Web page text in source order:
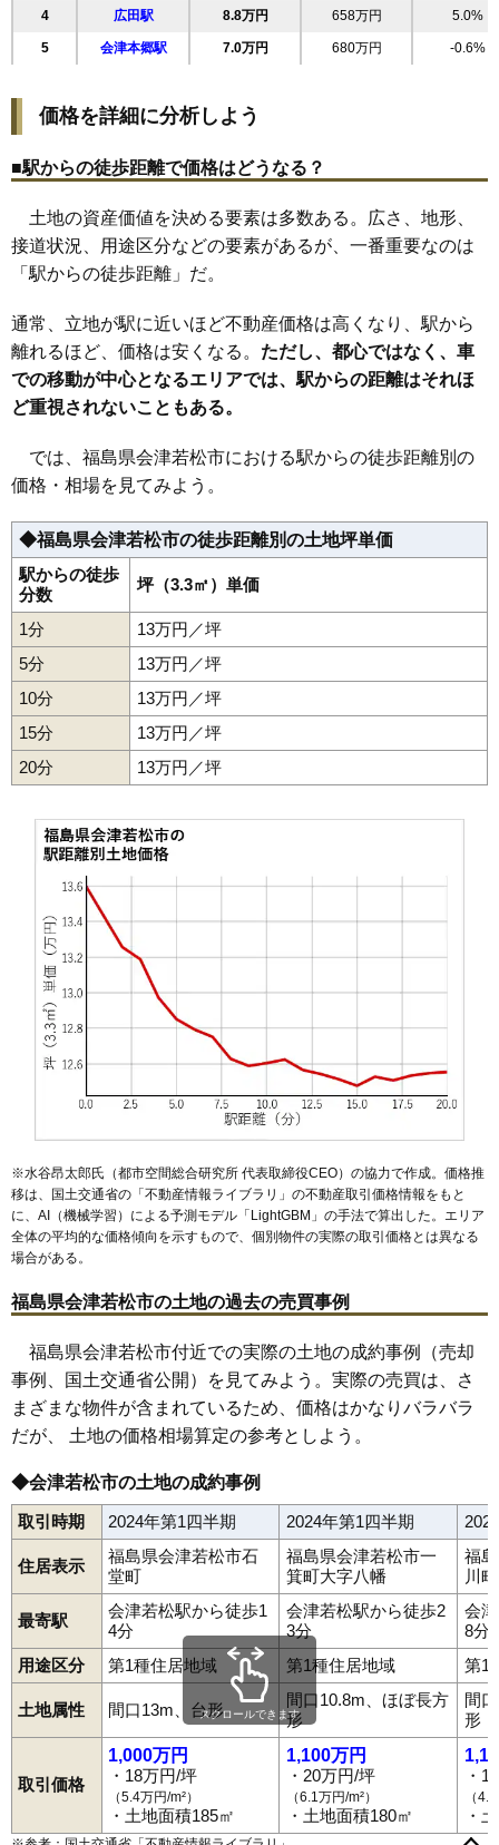
22 天神町 17万円 967万円 8.8%
23 山見町 17万円 1,168万円 14.3%
25 本町 17万円
27 西年貢 16万円 987万円 11.2%
28 滝沢町 16万円 1,209万円 12.3%
29 城北町 16万円 1,021万円 5.2%
30 古川町
31 町北町上荒久田 16万円 1,060万円 11.2%
32 表町 16万円 1,092万円 11.8%
33 東年貢 16万円 1,043万円 11.6%
34 米代 16万円
36 飯盛
38 門田町黒岩 15万円 1,011万円
39 石堂町
40
41 材木町
42 北滝沢
43 五月町
44 西七日町
45 門田町飯寺
47 川原町
48 湯川町
50 門田町日吉 13万円 994万円
51 金川町 13万円 869万円
52 日新町 13万円 838万円
53 城東町 13万円 584万円
54 13万円
1,511万円
13万円
花春町 13万円 1,011万円 11.4%
59 インター西 13万円 6,776万円 10.1%
60
62 大塚 12万円 763万円 8.3%
63 宝町 12万円 645万円 8.5%
64 蚕養町 12万円 1,062万円 2.8%
65 天寧寺町 12万円 731万円 6.3%
66 栄町 11万円 757万円
67 門田町徳久 11万円
68 東山町石山 11万円 651万円 4.2%
69 日吉町 11万円 668万円 6.8%
70 鶴賀町 835万円 0.9%
門田町御山 9.6万円 806万円 2.9%
門田町年貢町 8.4万円 0.3%
73
北会津町水季の
8.1万円 704万円 1.9%
7.7万円 0.0%
真宮新町南 707万円 4.2%
76 河東町広田 565万円 3.4%
神指町南四合 6.6万円 477万円 -0.8%
4 広田駅 8.8万円 658万円 5.0%
5 会津本郷駅 7.0万円 680万円 -0.6%
価格を詳細に分析しよう
■駅からの徒歩距離で価格はどうなる？
土地の資産価値を決める要素は多数ある。広さ、地形、
接道状況、用途区分などの要素があるが、一番重要なのは
「駅からの徒歩距離」だ。
通常、立地が駅に近いほど不動産価格は高くなり、駅から
離れるほど、価格は安くなる。 ただし、都心ではなく、車
での移動が中心となるエリアでは、駅からの距離はそれほ
ど重視されないこともある。
では、福島県会津若松市における駅からの徒歩距離別の
価格・相場を見てみよう。
◆福島県会津若松市の徒歩距離別の土地坪単価
駅からの徒歩
分数
坪（3.3㎡）単価
1分
13万円／坪
5分
13万円／坪
10分
13万円／坪
15分
13万円／坪
20分
13万円／坪
※水谷昂太郎氏（都市空間総合研究所 代表取締役CEO）の協力で作成。価格推
移は、国土交通省の「不動産情報ライブラリ 」の不動産取引価格情報をもと
に、AI（機械学習）による予測モデル「LightGBM」の手法で算出した。エリア
全体の平均的な価格傾向を示すもので、個別物件の実際の取引価格とは異なる
場合がある。
福島県会津若松市の土地の過去の売買事例
福島県会津若松市付近での実際の土地の成約事例（売却
事例、国土交通省公開）を見てみよう。実際の売買は、さ
まざまな物件が含まれているため、価格はかなりバラバラ
だが、 土地の価格相場算定の参考としよう。
◆会津若松市の土地の成約事例
取引時期 2024年第1四半期 2024年第1四半期
住居表示
福島県会津若松市石
堂町
福島県会津若松市一
箕町大字八幡
福
川町
最寄駅
会津若松駅から徒歩1
4分
会津若松駅から徒歩2
3分
会
8分
用途区分
第1種住居地域 第1種住居地域 第1
土地属性 間口13m、台形
間口10.8m、ほぼ長方
形
間
形
取引価格
1,000万円
・18万円/坪
（5.4万円/m²）
・土地面積185㎡
1,100万円
・20万円/坪
（6.1万円/m²）
・土地面積180㎡
・
（
・
スクロールできます
石堂町一箕町亀賀一箕町鶴賀
インター西 駅前町大塚 大戸町上三寄
金川町河東町浅山 河東町郡山河東町東長原
河東町広田 河東町南高野
北会津町蟹川
北会津町上米塚北会津町下米塚 北会津町水季の里
慶山 神指町北四合神指町黒川 神指町南四合
高野町上高野高野町中沼蚕養町材木町栄町桜町五月町